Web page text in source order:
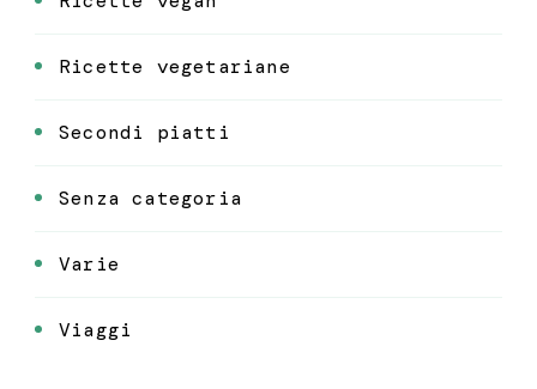
Ricette vegetariane
Secondi piatti
Senza categoria
Varie
Viaggi